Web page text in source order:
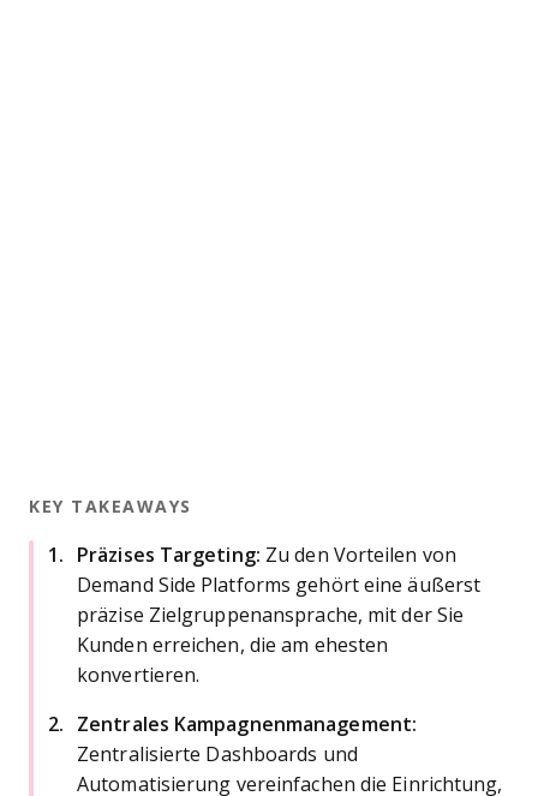
KEY TAKEAWAYS
Präzises Targeting: Zu den Vorteilen von
Demand Side Platforms gehört eine äußerst
präzise Zielgruppenansprache, mit der Sie
Kunden erreichen, die am ehesten
konvertieren.
Zentrales Kampagnenmanagement:
Zentralisierte Dashboards und
Automatisierung vereinfachen die Einrichtung,